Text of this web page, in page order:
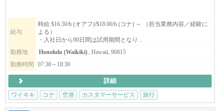
給与
時給 $16.50/h (オアフ)/$18.00/h (コナ) ～ （担当業務内容／経験に
よる）
・入社日から90日間は試用期間となり...
勤務地
Honolulu (Waikiki), Hawaii, 96815
勤務時間
07:30～18:30
詳細
ワイキキ
コナ 空港 カスタマーサービス 旅行